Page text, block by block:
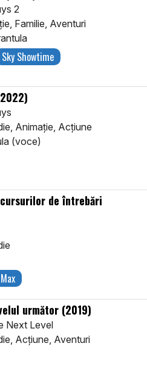
2
Familie, Aventuri
Sky Showtime
Animaţie, Acţiune
(voce)
de întrebări
Max
următor (2019)
Next Level
Acţiune, Aventuri